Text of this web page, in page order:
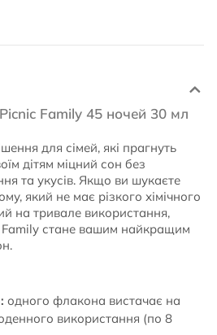
Family 45 ночей 30 мл
для сімей, які прагнуть
дітям міцний сон без
та укусів. Якщо ви шукаєте
який не має різкого хімічного
на тривале використання,
стане вашим найкращим
одного флакона вистачає на
використання (по 8